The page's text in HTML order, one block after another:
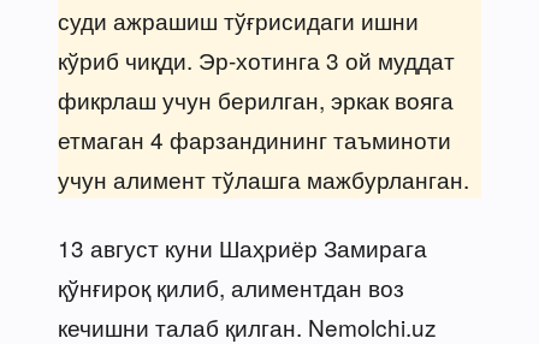
суди ажрашиш тўғрисидаги ишни
кўриб чиқди. Эр-хотинга 3 ой муддат
фикрлаш учун берилган, эркак вояга
етмаган 4 фарзандининг таъминоти
учун алимент тўлашга мажбурланган.
13 август куни Шаҳриёр Замирага
қўнғироқ қилиб, алиментдан воз
кечишни талаб қилган. Nemolchi.uz